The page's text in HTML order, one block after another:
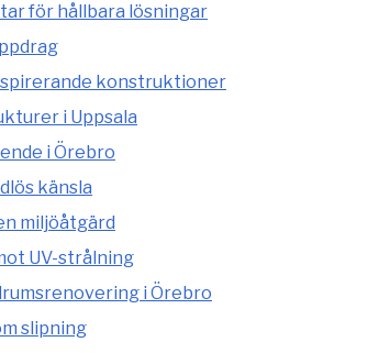
för hållbara lösningar
konstruktioner
i Uppsala
i Örebro
känsla
miljöåtgärd
UV-strålning
i Örebro
slipning